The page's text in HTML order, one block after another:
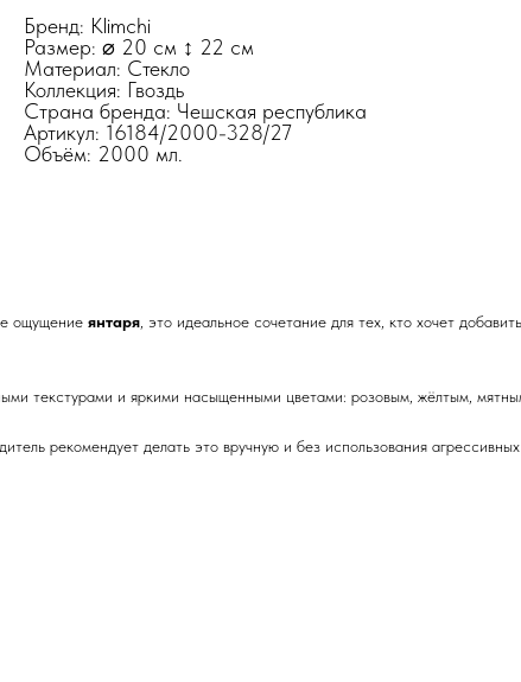
Бренд: Klimchi
Размер: ⌀ 20 см ↕ 22 см
Материал: Стекло
Коллекция: Гвоздь
Страна бренда: Чешская республика
Артикул: 16184/2000-328/27
Объём: 2000 мл.
ощущение янтаря , это идеальное сочетание для тех, кто хочет
текстурами и яркими насыщенными цветами: розовым, жёлтым,
рекомендует делать это вручную и без использования